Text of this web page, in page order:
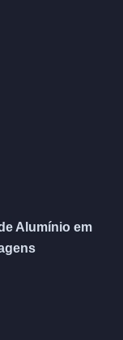
Alumínio em